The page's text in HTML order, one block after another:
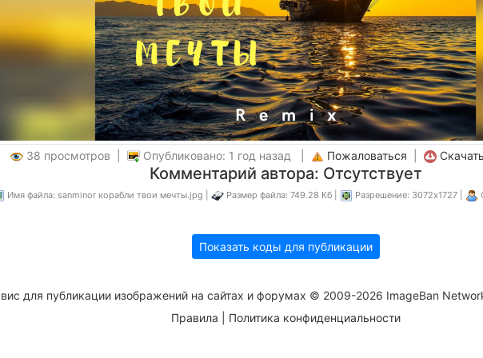
38 просмотров | Опубликовано: 1 год назад | Пожаловаться
Комментарий автора: Отсутствует
Имя файла: sanminor корабли твои мечты.jpg | Размер файла: 749.28 Кб | Разрешение: 3072x1727 |
Показать коды для публикации
для публикации изображений на сайтах и форумах © 2009-2026 ImageBan
Правила
Политика конфиденциальности